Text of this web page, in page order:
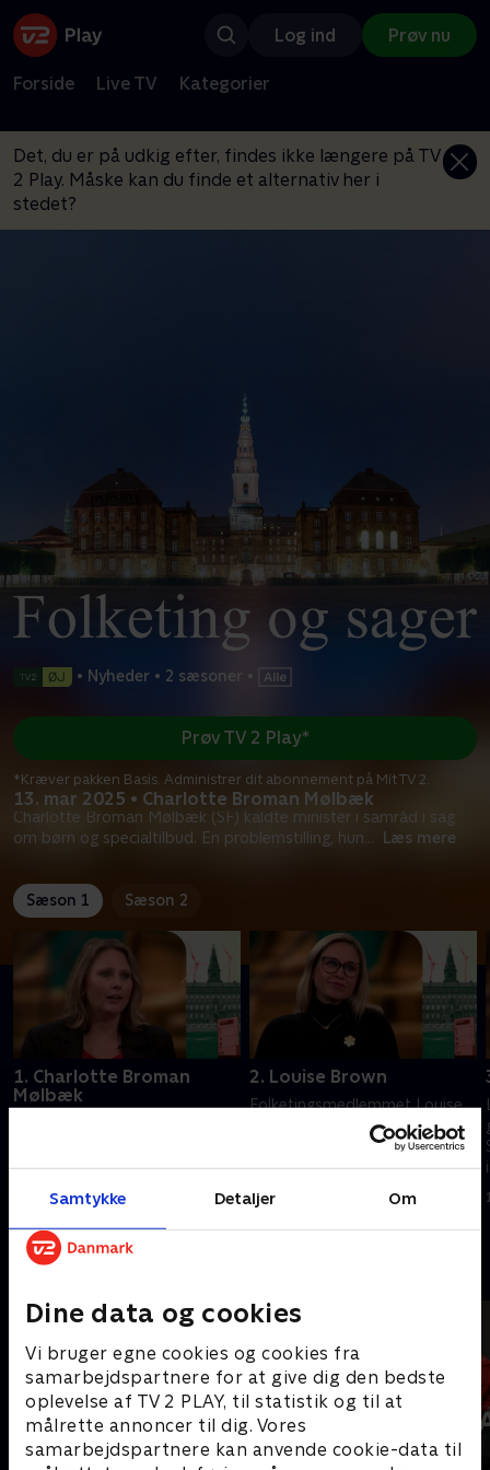
Samtykke Detaljer Om
Dine data og cookies
Vi bruger egne cookies og cookies fra
samarbejdspartnere for at give dig den bedste
oplevelse af TV 2 PLAY, til statistik og til at
målrette annoncer til dig. Vores
samarbejdspartnere kan anvende cookie-data til
Log ind Prøv nu
Forside Live TV Kategorier
Det, du er på udkig efter, findes ikke længere på TV
2 Play. Måske kan du finde et alternativ her i
stedet?
• Nyheder • 2 sæsoner •
13. mar 2025 • Charlotte Broman Mølbæk
Charlotte Broman Mølbæk (SF) kaldte minister i samråd i sag
om børn og specialtilbud. En problemstilling, hun... Læs mere
Prøv TV 2 Play*
*Kræver pakken Basis. Administrer dit abonnement på Mit TV 2.
Sæson 1 Sæson 2
1. Charlotte Broman
Mølbæk
om børn og specialtilbud. En
helt inde på livet.
2. Louise Brown
Folketingsmedlemmet Louise
Brown (LA) er vokset op i et
hjem med misbrug. I dag er en
af hendes mærkesager, at
privatiseres.
13. marts 2025 • 10 min
Andre så også